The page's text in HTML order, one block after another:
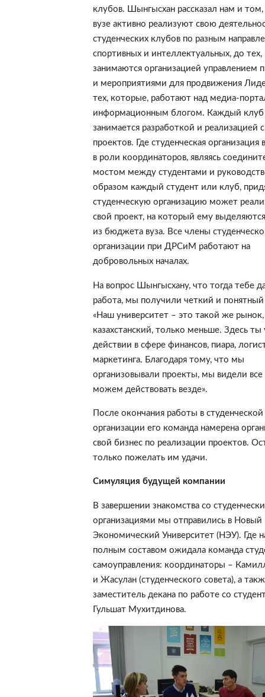
клубов. Шынгысхан рассказал нам и том,
вузе активно реализуют свою
студенческих клубов по разным
спортивных и интеллектуальных, до
занимаются организацией управлением
и мероприятиями для продвижения
тех, которые, работают над медиа-
информационным блогом. Каждый клуб
занимается разработкой и реализацией
проектов. Где студенческая организация
в роли координаторов, являясь
мостом между студентами и
образом каждый студент или клуб,
студенческую организацию может
свой проект, на который ему выделяются
из бюджета вуза. Все члены
организации при ДРСиМ работают на
добровольных началах.
На вопрос Шынгысхану, что тогда тебе
работа, мы получили четкий и понятный
«Наш университет – это такой же рынок,
казахстанский, только меньше. Здесь ты
действии в сфере финансов, пиара,
маркетинга. Благодаря тому, что мы
организовывали проекты, мы видели
можем действовать везде».
После окончания работы в студенческой
организации его команда намерена
свой бизнес по реализации проектов.
только пожелать им удачи.
Симуляция будущей компании
В завершении знакомства со
организациями мы отправились в Новый
Экономический Университет (НЭУ). Где
полным составом ожидала команда
самоуправления: координаторы –
и Жасулан (студенческого совета), а
заместитель декана по работе со
Гульшат Мухитдинова.